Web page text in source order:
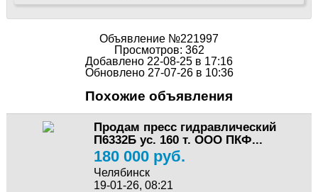
Объявление №221997
Просмотров: 362
Добавлено 22-08-25 в 17:16
Обновлено 27-07-26 в 10:36
Похожие объявления
Продам пресс гидравлический
П6332Б ус. 160 т. ООО ПКФ...
180 000 руб.
Челябинск
19-01-26, 08:21